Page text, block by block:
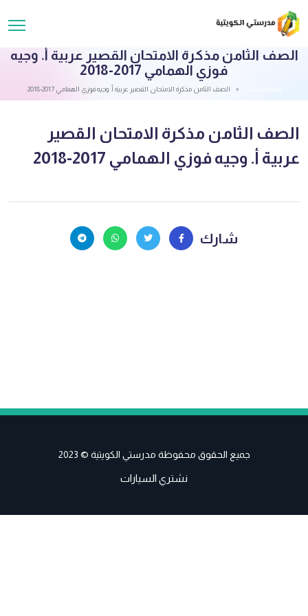
الصف الثامن مذكرة الامتحان القصير عربية أ. وجيه
فوزي الهمامي 2017-2018
الصف الثامن مذكرة الامتحان القصير عربية أ. وجيه فوزي الهمامي 2017-2018
الصف الثامن مذكرة الامتحان القصير
عربية أ. وجيه فوزي الهمامي 2017-2018
شارك
جميع الحقوق محفوظة مدرستي الكويتية © 2023
نشتري السيارات